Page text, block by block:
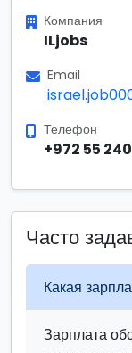
Компания
ILjobs
Email
Телефон
+972 55
Часто
Какая
Зарплата